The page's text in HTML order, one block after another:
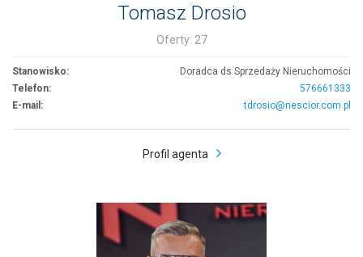
Tomasz Drosio
Oferty: 27
Stanowisko:
Doradca ds Sprzedaży Nieruchomości
Telefon:
576661333
E-mail:
tdrosio@nescior.com.pl
Profil agenta